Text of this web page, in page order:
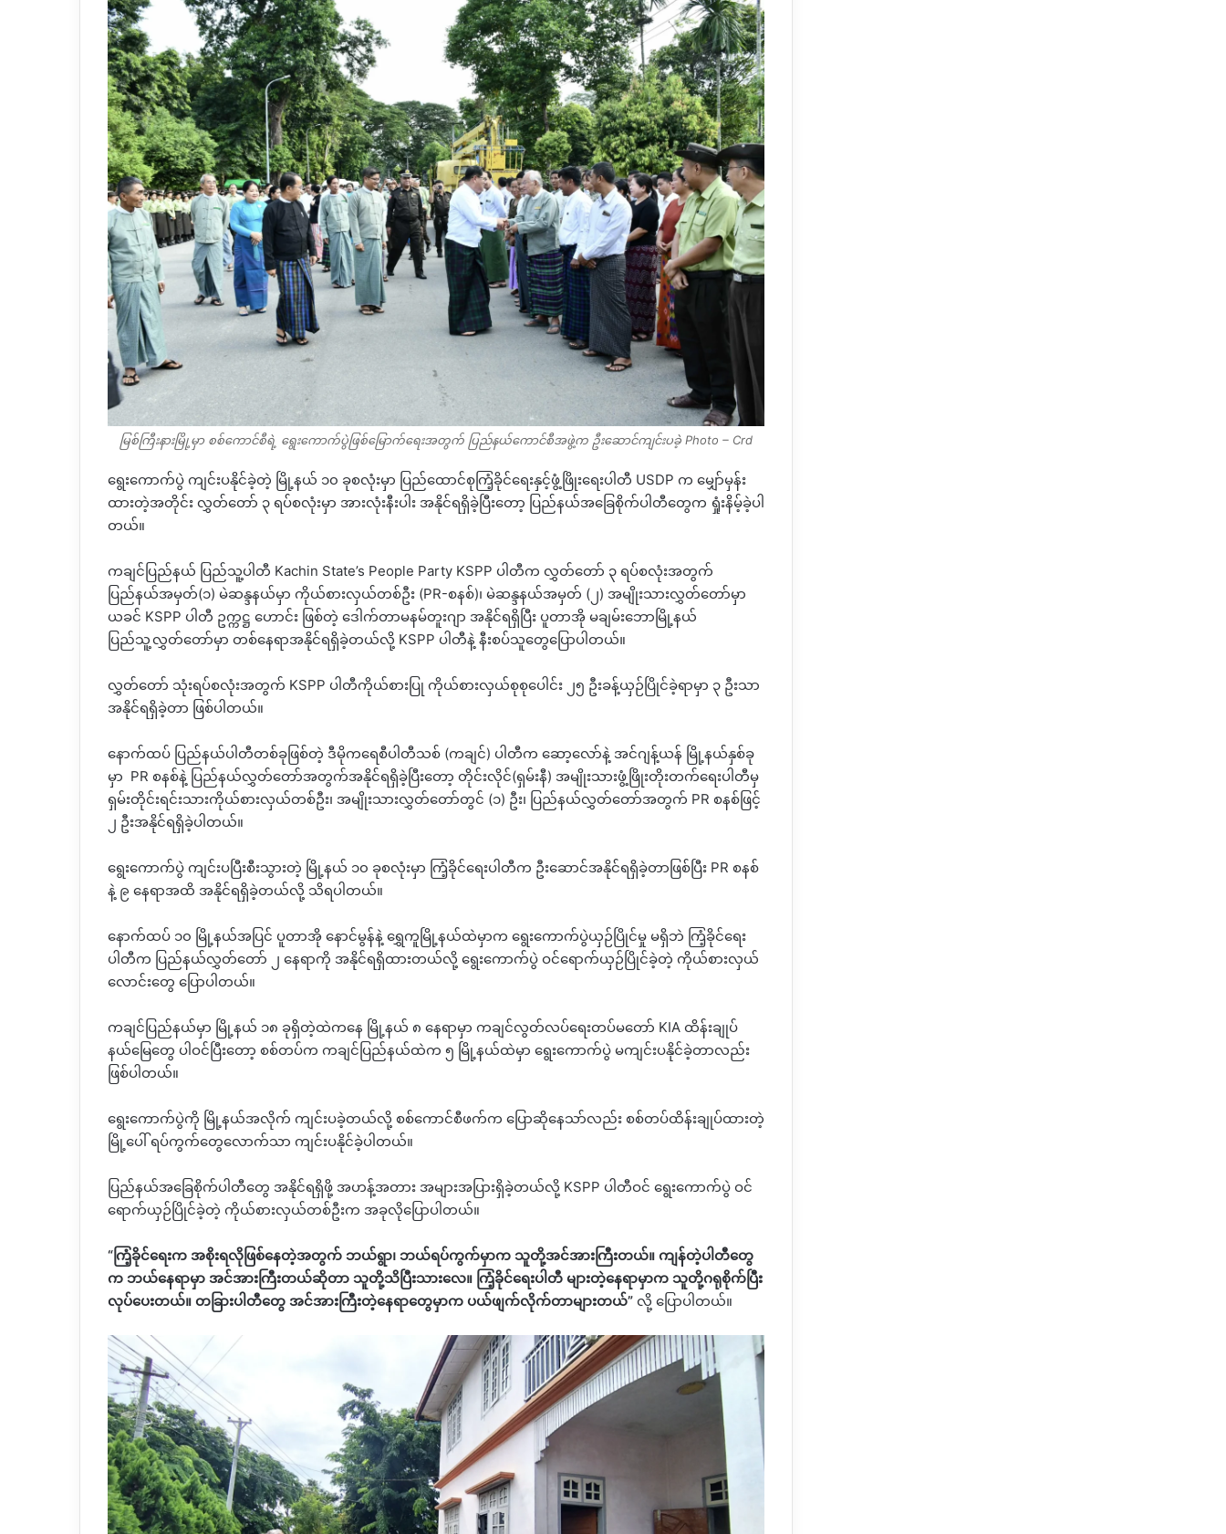
မြစ်ကြီးနားမြို့မှာ စစ်ကောင်စီရဲ့ ရွေးကောက်ပွဲဖြစ်မြောက်ရေးအတွက် ပြည်နယ်ကောင်စီအဖွဲ့က ဦးဆောင်ကျင်းပခဲ့ Photo – Crd
ရွေးကောက်ပွဲ ကျင်းပနိုင်ခဲ့တဲ့ မြို့နယ် ၁၀ ခုစလုံးမှာ ပြည်ထောင်စုကြံ့ခိုင်ရေးနှင့်ဖွံ့ဖြိုးရေးပါတီ USDP က မျှော်မှန်း
ထားတဲ့အတိုင်း လွှတ်တော် ၃ ရပ်စလုံးမှာ အားလုံးနီးပါး အနိုင်ရရှိခဲ့ပြီးတော့ ပြည်နယ်အခြေစိုက်ပါတီတွေက ရှုံးနိမ့်ခဲ့ပါ
တယ်။
ကချင်ပြည်နယ် ပြည်သူ့ပါတီ Kachin State’s People Party KSPP ပါတီက လွှတ်တော် ၃ ရပ်စလုံးအတွက်
ပြည်နယ်အမှတ်(၁) မဲဆန္ဒနယ်မှာ ကိုယ်စားလှယ်တစ်ဦး (PR-စနစ်)၊ မဲဆန္ဒနယ်အမှတ် (၂) အမျိုးသားလွှတ်တော်မှာ
ယခင် KSPP ပါတီ ဥက္ကဋ္ဌ ဟောင်း ဖြစ်တဲ့ ဒေါက်တာမနမ်တူးဂျာ အနိုင်ရရှိပြီး ပူတာအို မချမ်းဘောမြို့နယ်
ပြည်သူ့လွှတ်တော်မှာ တစ်နေရာအနိုင်ရရှိခဲ့တယ်လို့ KSPP ပါတီနဲ့ နီးစပ်သူတွေပြောပါတယ်။
လွှတ်တော် သုံးရပ်စလုံးအတွက် KSPP ပါတီကိုယ်စားပြု ကိုယ်စားလှယ်စုစုပေါင်း ၂၅ ဦးခန့်ယှဉ်ပြိုင်ခဲ့ရာမှာ ၃ ဦးသာ
အနိုင်ရရှိခဲ့တာ ဖြစ်ပါတယ်။
နောက်ထပ် ပြည်နယ်ပါတီတစ်ခုဖြစ်တဲ့ ဒီမိုကရေစီပါတီသစ် (ကချင်) ပါတီက ဆော့လော်နဲ့ အင်ဂျန့်ယန် မြို့နယ်နှစ်ခု
မှာ PR စနစ်နဲ့ ပြည်နယ်လွှတ်တော်အတွက်အနိုင်ရရှိခဲ့ပြီးတော့ တိုင်းလိုင်(ရှမ်းနီ) အမျိုးသားဖွံ့ဖြိုးတိုးတက်ရေးပါတီမှ
ရှမ်းတိုင်းရင်းသားကိုယ်စားလှယ်တစ်ဦး၊ အမျိုးသားလွှတ်တော်တွင် (၁) ဦး၊ ပြည်နယ်လွှတ်တော်အတွက် PR စနစ်ဖြင့်
၂ ဦးအနိုင်ရရှိခဲ့ပါတယ်။
ရွေးကောက်ပွဲ ကျင်းပပြီးစီးသွားတဲ့ မြို့နယ် ၁၀ ခုစလုံးမှာ ကြံ့ခိုင်ရေးပါတီက ဦးဆောင်အနိုင်ရရှိခဲ့တာဖြစ်ပြီး PR စနစ်
နဲ့ ၉ နေရာအထိ အနိုင်ရရှိခဲ့တယ်လို့ သိရပါတယ်။
နောက်ထပ် ၁၀ မြို့နယ်အပြင် ပူတာအို နောင်မွန်နဲ့ ရွှေကူမြို့နယ်ထဲမှာက ရွေးကောက်ပွဲယှဉ်ပြိုင်မှု မရှိဘဲ ကြံ့ခိုင်ရေး
ပါတီက ပြည်နယ်လွှတ်တော် ၂ နေရာကို အနိုင်ရရှိထားတယ်လို့ ရွေးကောက်ပွဲ ဝင်ရောက်ယှဉ်ပြိုင်ခဲ့တဲ့ ကိုယ်စားလှယ်
လောင်းတွေ ပြောပါတယ်။
ကချင်ပြည်နယ်မှာ မြို့နယ် ၁၈ ခုရှိတဲ့ထဲကနေ မြို့နယ် ၈ နေရာမှာ ကချင်လွတ်လပ်ရေးတပ်မတော် KIA ထိန်းချုပ်
နယ်မြေတွေ ပါဝင်ပြီးတော့ စစ်တပ်က ကချင်ပြည်နယ်ထဲက ၅ မြို့နယ်ထဲမှာ ရွေးကောက်ပွဲ မကျင်းပနိုင်ခဲ့တာလည်း
ဖြစ်ပါတယ်။
ရွေးကောက်ပွဲကို မြို့နယ်အလိုက် ကျင်းပခဲ့တယ်လို့ စစ်ကောင်စီဖက်က ပြောဆိုနေသာ်လည်း စစ်တပ်ထိန်းချုပ်ထားတဲ့
မြို့ပေါ် ရပ်ကွက်တွေလောက်သာ ကျင်းပနိုင်ခဲ့ပါတယ်။
ပြည်နယ်အခြေစိုက်ပါတီတွေ အနိုင်ရရှိဖို့ အဟန့်အတား အများအပြားရှိခဲ့တယ်လို့ KSPP ပါတီဝင် ရွေးကောက်ပွဲ ဝင်
ရောက်ယှဉ်ပြိုင်ခဲ့တဲ့ ကိုယ်စားလှယ်တစ်ဦးက အခုလိုပြောပါတယ်။
“ကြံ့ခိုင်ရေးက အစိုးရလိုဖြစ်နေတဲ့အတွက် ဘယ်ရွာ၊ ဘယ်ရပ်ကွက်မှာက သူတို့အင်အားကြီးတယ်။ ကျန်တဲ့ပါတီတွေ
က ဘယ်နေရာမှာ အင်အားကြီးတယ်ဆိုတာ သူတို့သိပြီးသားလေ။ ကြံ့ခိုင်ရေးပါတီ များတဲ့နေရာမှာက သူတို့ဂရုစိုက်ပြီး
လုပ်ပေးတယ်။ တခြားပါတီတွေ အင်အားကြီးတဲ့နေရာတွေမှာက ပယ်ဖျက်လိုက်တာများတယ်” လို့ ပြောပါတယ်။